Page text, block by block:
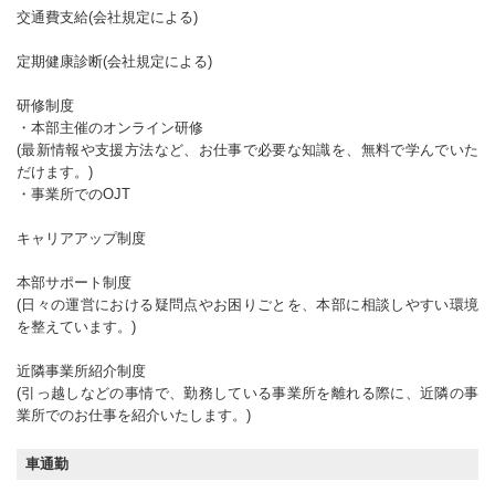
交通費支給(会社規定による)
定期健康診断(会社規定による)
研修制度
・本部主催のオンライン研修
(最新情報や支援方法など、お仕事で必要な知識を、無料で学んでいた
だけます。)
・事業所でのOJT
キャリアアップ制度
本部サポート制度
(日々の運営における疑問点やお困りごとを、本部に相談しやすい環境
を整えています。)
近隣事業所紹介制度
(引っ越しなどの事情で、勤務している事業所を離れる際に、近隣の事
業所でのお仕事を紹介いたします。)
車通勤